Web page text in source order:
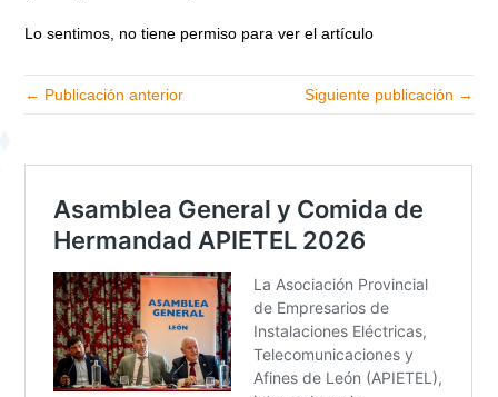
Lo sentimos, no tiene permiso para ver el artículo
← Publicación anterior Siguiente publicación →